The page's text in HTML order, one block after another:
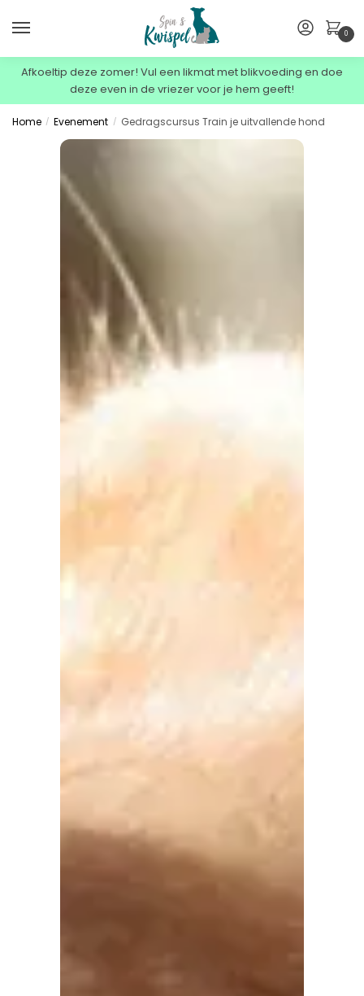
0
Afkoeltip deze zomer! Vul een likmat met blikvoeding en doe
deze even in de vriezer voor je hem geeft!
Home / Evenement / Gedragscursus Train je uitvallende hond